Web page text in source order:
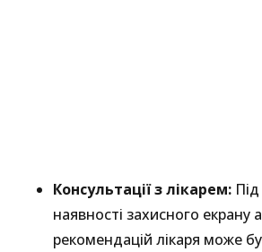
Консультації з лікарем:
наявності захисного
рекомендацій лікаря може